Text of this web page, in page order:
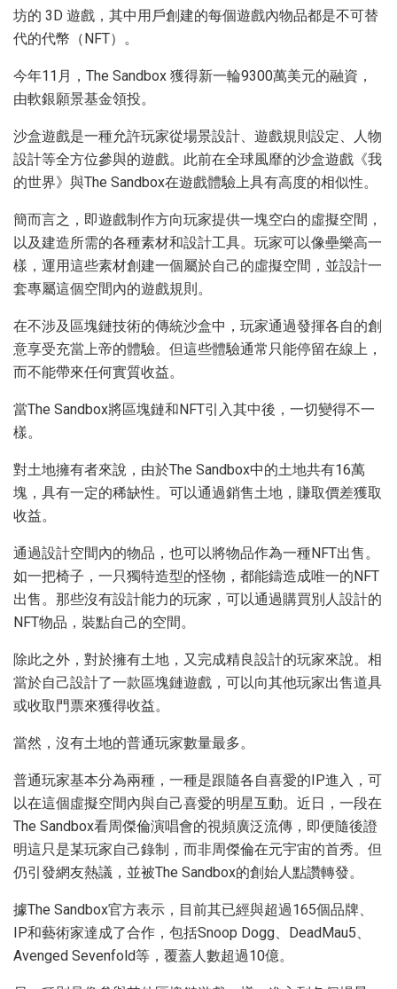
坊的 3D 遊戲，其中用戶創建的每個遊戲內物品都是不可替
代的代幣（NFT）。
今年11月，The Sandbox 獲得新一輪9300萬美元的融資，
由軟銀願景基金領投。
沙盒遊戲是一種允許玩家從場景設計、遊戲規則設定、人物
設計等全方位參與的遊戲。此前在全球風靡的沙盒遊戲《我
的世界》與The Sandbox在遊戲體驗上具有高度的相似性。
簡而言之，即遊戲制作方向玩家提供一塊空白的虛擬空間，
以及建造所需的各種素材和設計工具。玩家可以像壘樂高一
樣，運用這些素材創建一個屬於自己的虛擬空間，並設計一
套專屬這個空間內的遊戲規則。
在不涉及區塊鏈技術的傳統沙盒中，玩家通過發揮各自的創
意享受充當上帝的體驗。但這些體驗通常只能停留在線上，
而不能帶來任何實質收益。
當The Sandbox將區塊鏈和NFT引入其中後，一切變得不一
樣。
對土地擁有者來說，由於The Sandbox中的土地共有16萬
塊，具有一定的稀缺性。可以通過銷售土地，賺取價差獲取
收益。
通過設計空間內的物品，也可以將物品作為一種NFT出售。
如一把椅子，一只獨特造型的怪物，都能鑄造成唯一的NFT
出售。那些沒有設計能力的玩家，可以通過購買別人設計的
NFT物品，裝點自己的空間。
除此之外，對於擁有土地，又完成精良設計的玩家來說。相
當於自己設計了一款區塊鏈遊戲，可以向其他玩家出售道具
或收取門票來獲得收益。
當然，沒有土地的普通玩家數量最多。
普通玩家基本分為兩種，一種是跟隨各自喜愛的IP進入，可
以在這個虛擬空間內與自己喜愛的明星互動。近日，一段在
The Sandbox看周傑倫演唱會的視頻廣泛流傳，即便隨後證
明這只是某玩家自己錄制，而非周傑倫在元宇宙的首秀。但
仍引發網友熱議，並被The Sandbox的創始人點讚轉發。
據The Sandbox官方表示，目前其已經與超過165個品牌、
IP和藝術家達成了合作，包括Snoop Dogg、DeadMau5、
Avenged Sevenfold等，覆蓋人數超過10億。